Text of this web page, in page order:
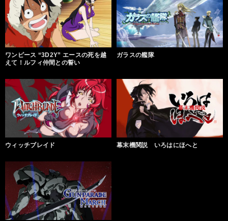
ワンピース “3D2Y” エースの死を越
えて！ルフィ仲間との誓い
ガラスの艦隊
ウィッチブレイド 幕末機関説 いろはにほへと